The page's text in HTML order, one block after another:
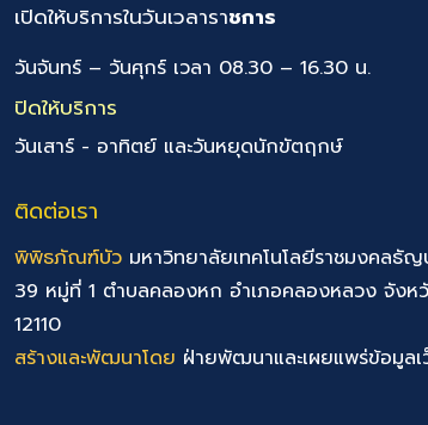
เปิดให้บริการในวันเวลาราชการ
วันจันทร์ – วันศุกร์ เวลา 08.30 – 16.30 น.
ปิดให้บริการ
วันเสาร์ - อาทิตย์ และวันหยุดนักขัตฤกษ์
ติดต่อเรา
พิพิธภัณฑ์บัว มหาวิทยาลัยเทคโนโลยีราชมงคลธัญ
39 หมู่ที่ 1 ตำบลคลองหก อำเภอคลองหลวง จังห
12110
สร้างและพัฒนาโดย ฝ่ายพัฒนาและเผยแพร่ข้อมูลเ